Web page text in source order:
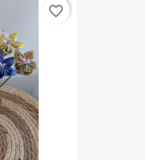
favorite_border